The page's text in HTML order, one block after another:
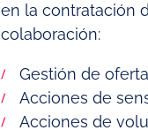
en la contratación
colaboración:
Gestión de
Acciones de
Acciones de